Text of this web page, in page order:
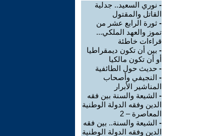
- نوري السعيد.. جدلية
القاتل والمقتول
- ثورة الرابع عشر من
تموز والعهد الملكي...
قراءات خاطئة
- بين أن تكون ديمقراطيا
أو أن تكون مالكيا
- حديث حول الطائفية
- النجيفي وأصحاب
المناشير الأبرار
- الشيعة والسنة بين فقه
الدين وفقه الدولة الوطنية
المعاصرة – 2
- الشيعة والسنة.. بين فقه
الدين وفقه الدولة الوطنية